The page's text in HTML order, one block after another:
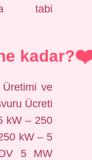
tabi
kadar?
Üretimi ve
Ücreti
kW – 250
kW – 5
5 MW